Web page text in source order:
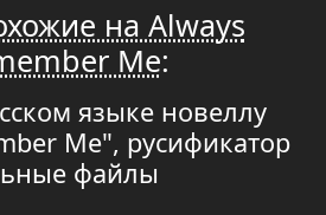
на Always
Me:
языке новеллу
Me", русификатор
файлы